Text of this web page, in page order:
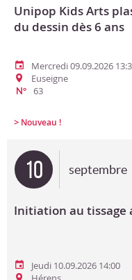
Unipop Kids Arts
du dessin dès 6 ans
Mercredi 09.09.2026
Euseigne
N° 63
> Nouveau !
10 septembre
Initiation au tissage
Jeudi 10.09.2026 14:00